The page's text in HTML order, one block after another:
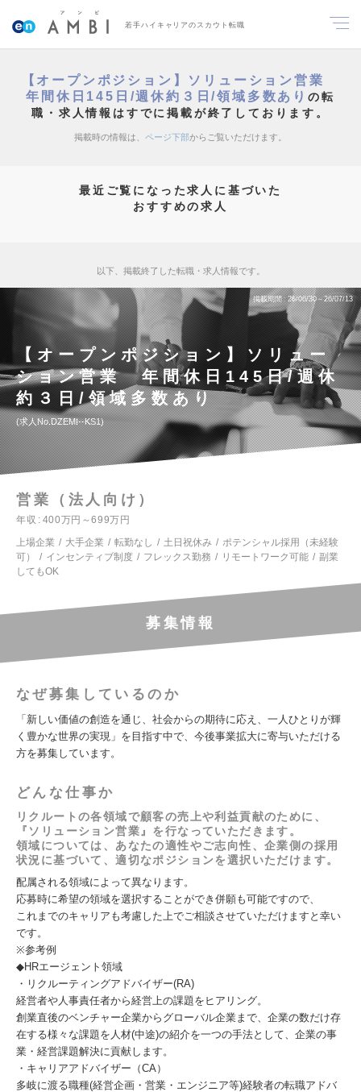
若手ハイキャリアのスカウト転職
【オープンポジション】ソリューション営業
年間休日145日/週休約３日/領域多数ありの転
職・求人情報はすでに掲載が終了しております。
掲載時の情報は、 ページ下部からご覧いただけます。
最近ご覧になった求人に基づいた
おすすめの求人
以下、掲載終了した転職・求人情報です。
掲載期間 26/06/30～26/07/13
【オープンポジション】ソリュー
ション営業 年間休日145日/週休
約３日/領域多数あり
求人No.DZEMI--KS1
営業（法人向け）
年収
400万円～699万円
上場企業
大手企業 転勤なし 土日祝休み
ポテンシャル採用（未経験
可）
インセンティブ制度 フレックス勤務 リモートワーク可能
副業
してもOK
募集情報
なぜ募集しているのか
「新しい価値の創造を通じ、社会からの期待に応え、一人ひとりが輝
く豊かな世界の実現」を目指す中で、今後事業拡大に寄与いただける
方を募集しています。
どんな仕事か
リクルートの各領域で顧客の売上や利益貢献のために、
『ソリューション営業』を行なっていただきます。
領域については、あなたの適性やご志向性、企業側の採用
状況に基づいて、適切なポジションを選択いただけます。
配属される領域によって異なります。
応募時に希望の領域を選択することができ併願も可能ですので、
これまでのキャリアも考慮した上でご相談させていただけますと幸い
です。
※参考例
◆HRエージェント領域
・リクルーティングアドバイザー(RA)
経営者や人事責任者から経営上の課題をヒアリング。
創業直後のベンチャー企業からグローバル企業まで、企業の数だけ存
在する様々な課題を人材(中途)の紹介を一つの手法として、企業の事
業・経営課題解決に貢献します。
・キャリアアドバイザー（CA）
多岐に渡る職種(経営企画・営業・エンジニア等)経験者の転職アドバ